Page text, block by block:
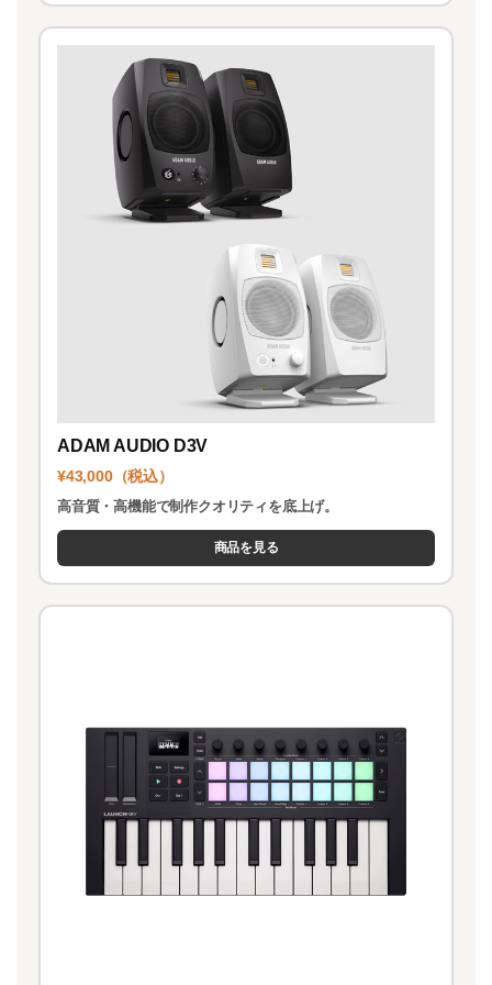
ADAM AUDIO D3V
¥43,000（税込）
高音質・高機能で制作クオリティを底上げ。
商品を見る